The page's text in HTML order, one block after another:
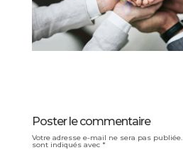
Poster le commentaire
Votre adresse e-mail ne sera pas publiée.
sont indiqués avec *